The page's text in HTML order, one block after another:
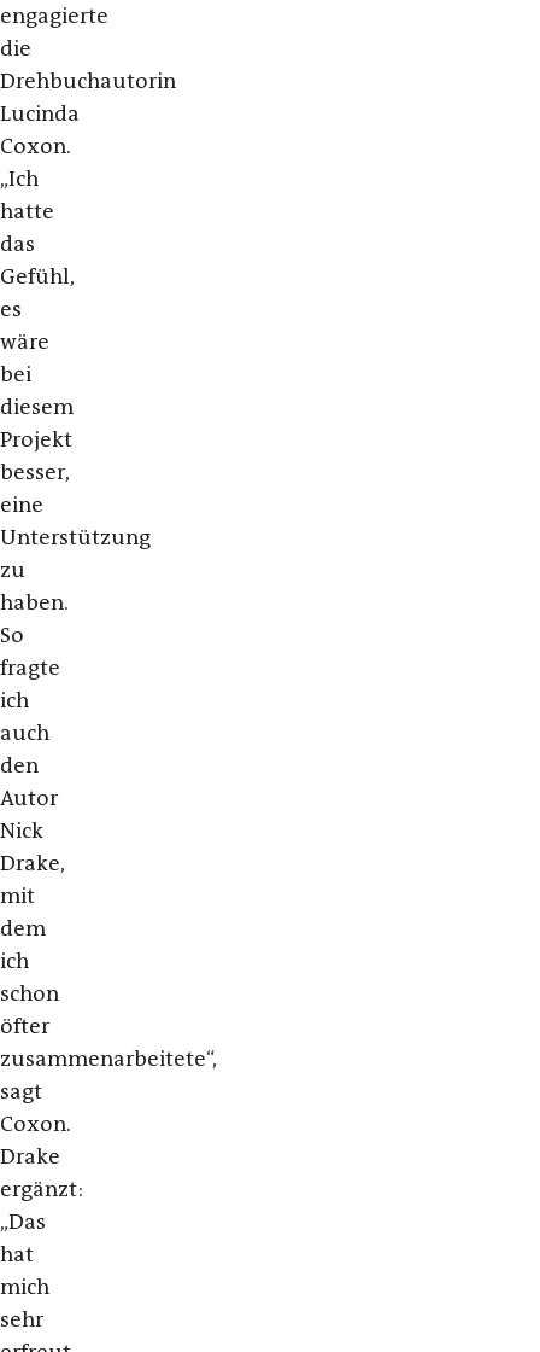
engagierte
die
Drehbuchautorin
Lucinda
Coxon.
„Ich
hatte
das
Gefühl,
es
wäre
bei
diesem
Projekt
besser,
eine
Unterstützung
zu
haben.
So
fragte
ich
auch
den
Autor
Nick
Drake,
mit
dem
ich
schon
öfter
zusammenarbeitete“,
sagt
Coxon.
Drake
ergänzt:
„Das
hat
mich
sehr